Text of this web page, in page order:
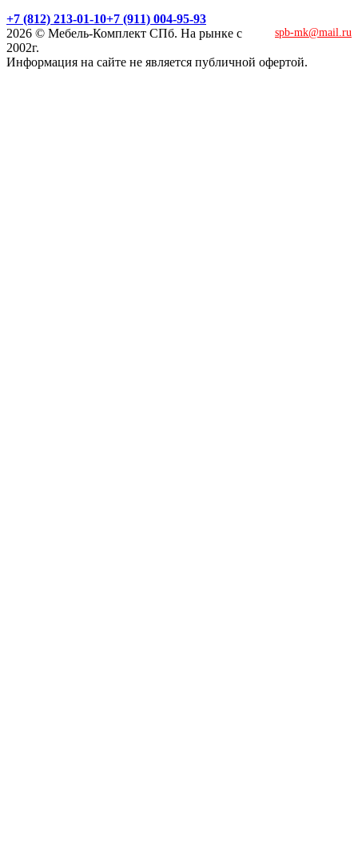
+7 (812) 213-01-10+7 (911) 004-95-93
spb-mk@mail.ru
2026 © Мебель-Комплект СПб. На рынке с
2002г.
Информация на сайте не является публичной офертой.